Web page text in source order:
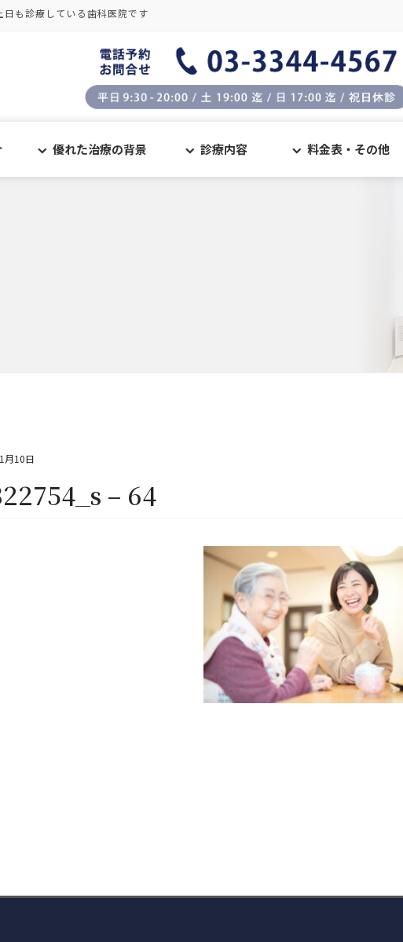
も診療している歯科医院です
優れた治療の背景 診療内容 料金表・その他
月10日
– 64